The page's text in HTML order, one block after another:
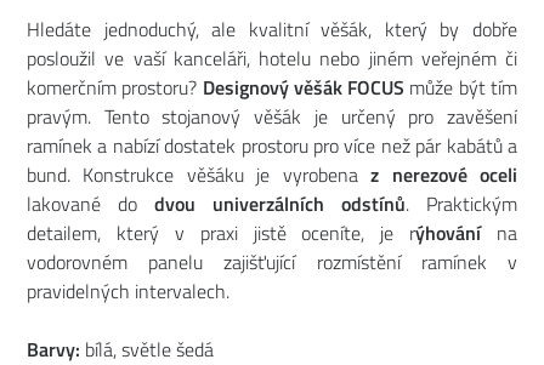
Hledáte jednoduchý, ale kvalitní věšák, který by dobře
posloužil ve vaší kanceláři, hotelu nebo jiném veřejném či
komerčním prostoru? Designový věšák FOCUS může být tím
pravým. Tento stojanový věšák je určený pro zavěšení
ramínek a nabízí dostatek prostoru pro více než pár kabátů a
bund. Konstrukce věšáku je vyrobenaz nerezové oceli
lakované do dvou univerzálních odstínů. Praktickým
detailem, který v praxi jistě oceníte, je rýhování na
vodorovném panelu zajišťující rozmístění ramínek v
pravidelných intervalech.
Barvy: bílá, světle šedá